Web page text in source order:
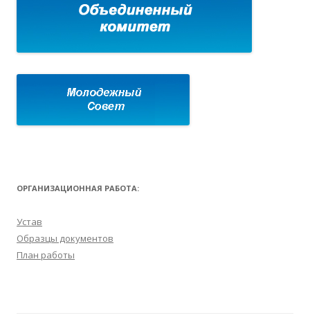
ОРГАНИЗАЦИОННАЯ РАБОТА:
Устав
Образцы документов
План работы